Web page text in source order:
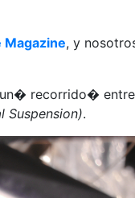
Magazine, y
un� recorrido� entre
Suspension).